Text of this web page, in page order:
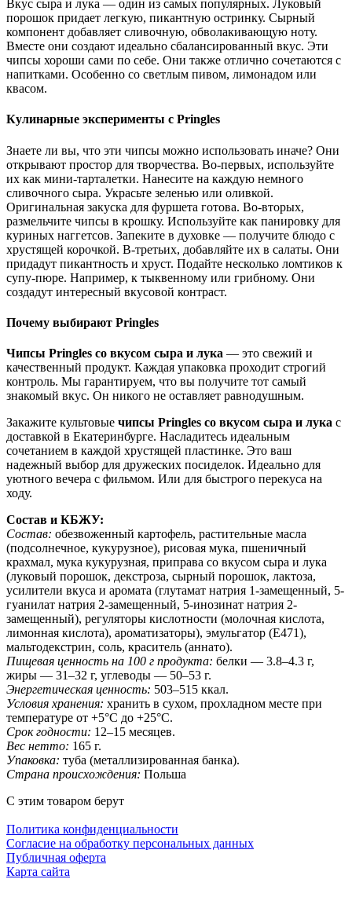
Вкус сыра и лука — один из самых популярных. Луковый
порошок придает легкую, пикантную остринку. Сырный
компонент добавляет сливочную, обволакивающую ноту.
Вместе они создают идеально сбалансированный вкус. Эти
чипсы хороши сами по себе. Они также отлично сочетаются с
напитками. Особенно со светлым пивом, лимонадом или
квасом.
Кулинарные эксперименты с Pringles
Знаете ли вы, что эти чипсы можно использовать иначе? Они
открывают простор для творчества. Во-первых, используйте
их как мини-тарталетки. Нанесите на каждую немного
сливочного сыра. Украсьте зеленью или оливкой.
Оригинальная закуска для фуршета готова. Во-вторых,
размельчите чипсы в крошку. Используйте как панировку для
куриных наггетсов. Запеките в духовке — получите блюдо с
хрустящей корочкой. В-третьих, добавляйте их в салаты. Они
придадут пикантность и хруст. Подайте несколько ломтиков к
супу-пюре. Например, к тыквенному или грибному. Они
создадут интересный вкусовой контраст.
Почему выбирают Pringles
Чипсы Pringles со вкусом сыра и лука — это свежий и
качественный продукт. Каждая упаковка проходит строгий
контроль. Мы гарантируем, что вы получите тот самый
знакомый вкус. Он никого не оставляет равнодушным.
Закажите культовые чипсы Pringles со вкусом сыра и лука с
доставкой в Екатеринбурге. Насладитесь идеальным
сочетанием в каждой хрустящей пластинке. Это ваш
надежный выбор для дружеских посиделок. Идеально для
уютного вечера с фильмом. Или для быстрого перекуса на
ходу.
Состав и КБЖУ:
Состав: обезвоженный картофель, растительные масла
(подсолнечное, кукурузное), рисовая мука, пшеничный
крахмал, мука кукурузная, приправа со вкусом сыра и лука
(луковый порошок, декстроза, сырный порошок, лактоза,
усилители вкуса и аромата (глутамат натрия 1-замещенный, 5-
гуанилат натрия 2-замещенный, 5-инозинат натрия 2-
замещенный), регуляторы кислотности (молочная кислота,
лимонная кислота), ароматизаторы), эмульгатор (E471),
мальтодекстрин, соль, краситель (аннато).
Пищевая ценность на 100 г продукта: белки — 3.8–4.3 г,
жиры — 31–32 г, углеводы — 50–53 г.
Энергетическая ценность: 503–515 ккал.
Условия хранения: хранить в сухом, прохладном месте при
температуре от +5°C до +25°C.
Срок годности: 12–15 месяцев.
Вес нетто: 165 г.
Упаковка: туба (металлизированная банка).
Страна происхождения: Польша
С этим товаром берут
Политика конфиденциальности
Cогласие на обработку персональных данных
Публичная оферта
Карта сайта